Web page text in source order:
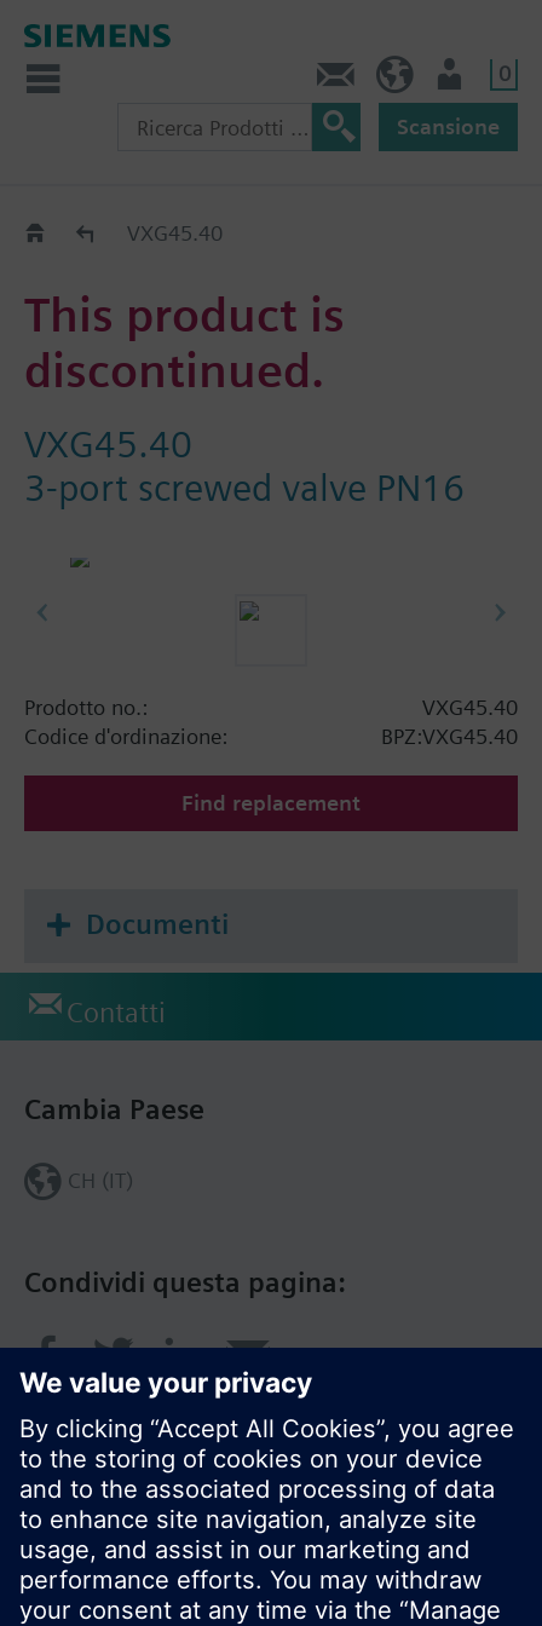
0
Scansione
Old2NewVXG45.40
This product is
discontinued.
VXG45.40
3-port screwed valve PN16
Prodotto no.:
VXG45.40
Codice d'ordinazione:
BPZ:VXG45.40
Find replacement
Documenti
Contatti
Condividi questa pagina:
Cambia Paese
CH (IT)
© Siemens Switzerland Ltd. 2018